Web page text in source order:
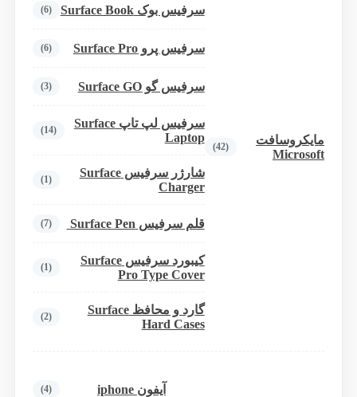
مایکروسافت
Microsoft
(42)
سرفیس بوک Surface Book (6)
سرفیس پرو Surface Pro (6)
سرفیس گو Surface GO (3)
سرفیس لپ تاپ Surface
Laptop
(14)
شارژر سرفیس Surface
Charger
(1)
قلم سرفیس Surface Pen (7)
کیبورد سرفیس Surface
Pro Type Cover
(1)
گارد و محافظ Surface
Hard Cases
(2)
آیفون iphone (4)